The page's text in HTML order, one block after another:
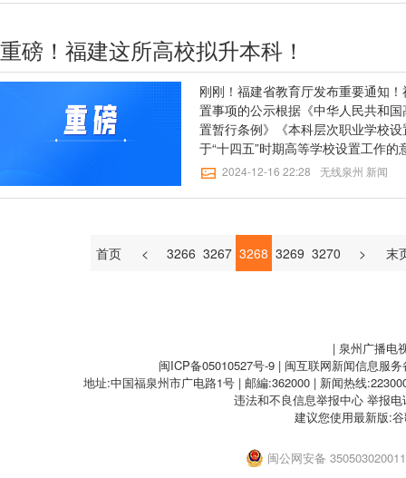
重磅！福建这所高校拟升本科！
刚刚！福建省教育厅发布重要通知
置事项的公示根据《中华人民共和
置暂行条例》《本科层次职业学校
于“十四五”时期高等学校设置工作
等学校设置评议委员会专家考察和
义反映的须加盖单位公章并写明联
实姓名、身份证和联系电话，否则
项福建省教育厅2024年12月16日
审：陈思杰【无线泉州】二审：林
郑云涛
2024-12-16 22:28 无线泉州 新闻
首页 < 3266 3267 3268 3269 3270 > 末
| 泉州广播电
闽ICP备05010527号-9 | 闽互联网新闻信息服
地址:中国福泉州市广电路1号 | 邮編:362000 | 新闻热线
违法和不良信息举报中心 举报电
建议您使用最新版:
闽公网安备